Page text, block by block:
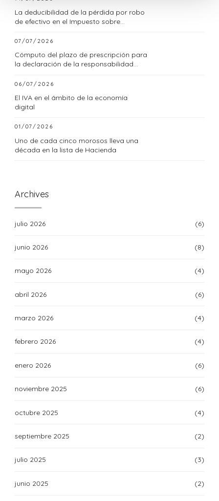
La deducibilidad de la pérdida por robo
de efectivo en el Impuesto sobre
07/07/2026
Cómputo del plazo de prescripción para
la declaración de la responsabilidad
06/07/2026
El IVA en el ámbito de la economía
digital
01/07/2026
Uno de cada cinco morosos lleva una
década en la lista de Hacienda
Archives
julio 2026 (6)
junio 2026 (8)
mayo 2026 (4)
abril 2026 (6)
marzo 2026 (4)
febrero 2026 (4)
enero 2026 (6)
noviembre 2025 (6)
octubre 2025 (4)
septiembre 2025 (2)
julio 2025 (3)
junio 2025 (2)